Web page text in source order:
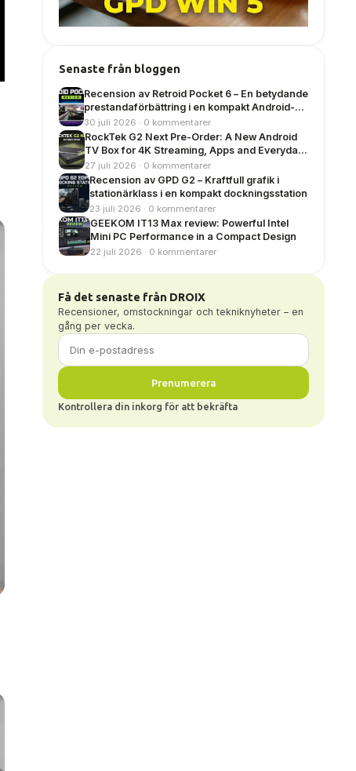
Senaste från bloggen
Recension av Retroid Pocket 6 – En betydande
prestandaförbättring i en kompakt Android-
handhållen enhet
30 juli 2026 · 0 kommentarer
RockTek G2 Next Pre-Order: A New Android
TV Box for 4K Streaming, Apps and Everyday
Entertainment
27 juli 2026 · 0 kommentarer
Recension av GPD G2 – Kraftfull grafik i
stationärklass i en kompakt dockningsstation
23 juli 2026 · 0 kommentarer
GEEKOM IT13 Max review: Powerful Intel
Mini PC Performance in a Compact Design
22 juli 2026 · 0 kommentarer
Få det senaste från DROIX
Recensioner, omstockningar och tekniknyheter – en
gång per vecka.
Prenumerera
Kontrollera din inkorg för att bekräfta